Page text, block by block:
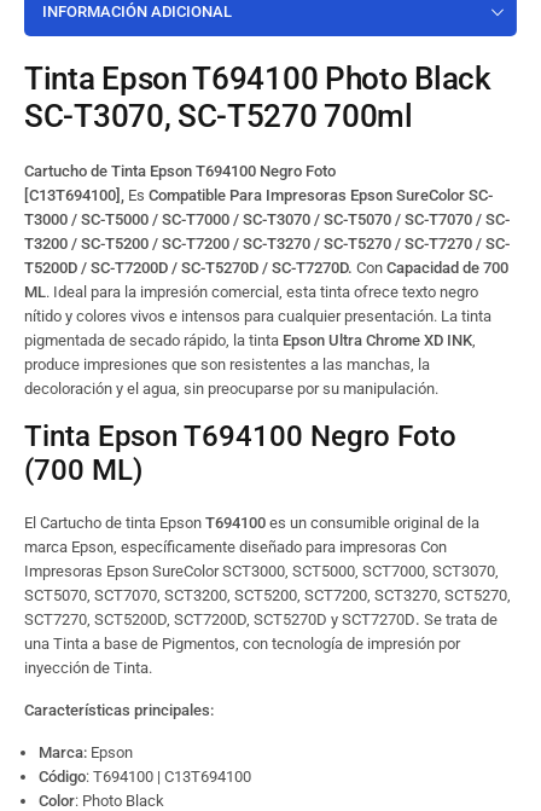
INFORMACIÓN ADICIONAL
Tinta Epson T694100 Photo Black
SC-T3070, SC-T5270 700ml
Cartucho de Tinta Epson T694100 Negro Foto
[C13T694100],
Es Compatible Para Impresoras Epson SureColor SC-
T3000 / SC-T5000 / SC-T7000 / SC-T3070 / SC-T5070 / SC-T7070 / SC-
T3200 / SC-T5200 / SC-T7200 / SC-T3270 / SC-T5270 / SC-T7270 / SC-
T5200D / SC-T7200D / SC-T5270D / SC-T7270D. Con Capacidad de 700
ML. Ideal para la impresión comercial, esta tinta ofrece texto negro
nítido y colores vivos e intensos para cualquier presentación. La tinta
pigmentada de secado rápido, la tinta Epson Ultra Chrome XD INK
produce impresiones que son resistentes a las manchas, la
decoloración y el agua, sin preocuparse por su manipulación.
Tinta Epson T694100 Negro Foto
(700 ML)
El Cartucho de tinta Epson T694100 es un consumible original de la
marca Epson, específicamente diseñado para impresoras Con
Impresoras Epson SureColor SCT3000, SCT5000, SCT7000, SCT3070,
SCT5070, SCT7070, SCT3200, SCT5200, SCT7200, SCT3270, SCT5270,
SCT7270, SCT5200D, SCT7200D, SCT5270D y SCT7270D. Se trata de
una Tinta a base de Pigmentos, con tecnología de impresión por
inyección de Tinta.
Características principales:
Marca: Epson
Código: T694100 | C13T694100
Color: Photo Black